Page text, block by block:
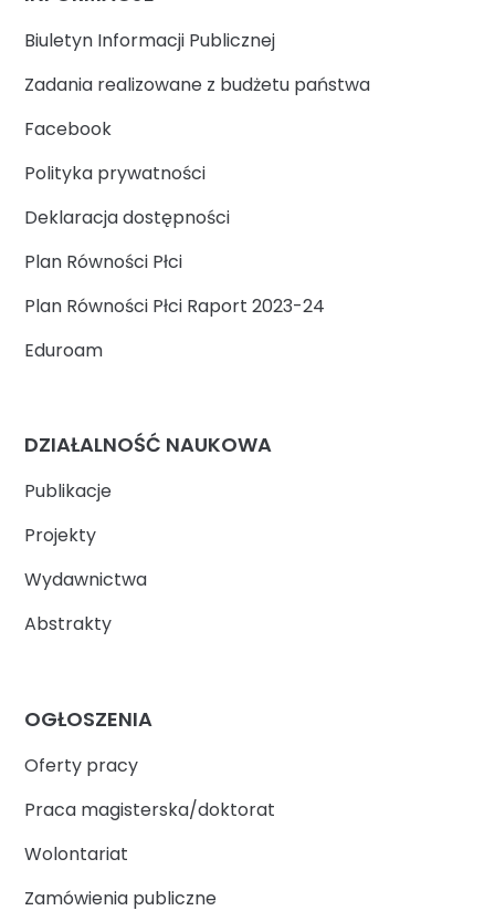
Biuletyn Informacji Publicznej
Zadania realizowane z budżetu państwa
Facebook
Polityka prywatności
Deklaracja dostępności
Plan Równości Płci
Plan Równości Płci Raport 2023-24
Eduroam
DZIAŁALNOŚĆ NAUKOWA
Publikacje
Projekty
Wydawnictwa
Abstrakty
OGŁOSZENIA
Oferty pracy
Praca magisterska/doktorat
Wolontariat
Zamówienia publiczne